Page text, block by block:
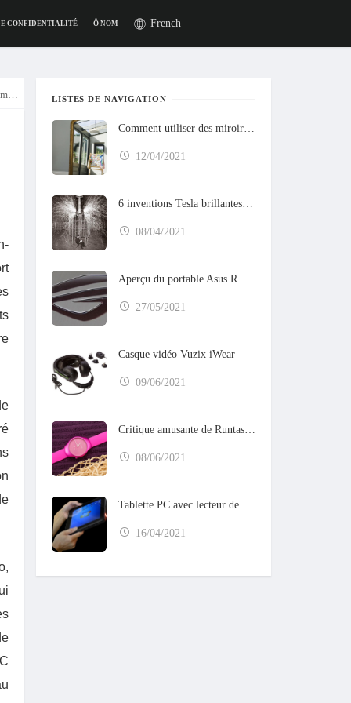
CONFIDENTIALITÉ Ô NOM French
LISTES DE NAVIGATION
Comment utiliser des miroirs pour augmenter la lumière du soleil dans votre maison
12/04/2021
6 inventions Tesla brillantes qui n'ont jamais été construites
08/04/2021
Aperçu du portable Asus ROG GX800
27/05/2021
Casque vidéo Vuzix iWear
09/06/2021
Critique amusante de Runtastic Moment
08/06/2021
Tablette PC avec lecteur de codes-barres
16/04/2021